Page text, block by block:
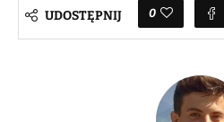
UDOSTĘPNIJ 0